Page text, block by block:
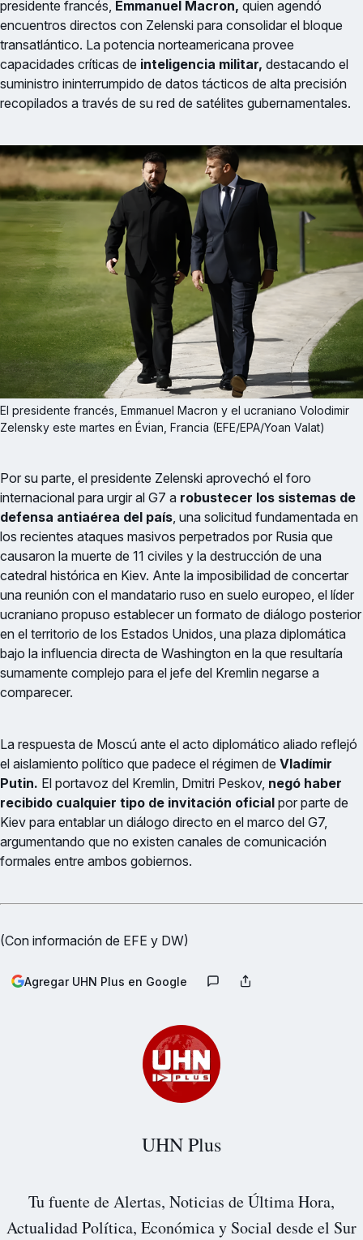
presidente francés, Emmanuel Macron, quien agendó
encuentros directos con Zelenski para consolidar el bloque
transatlántico. La potencia norteamericana provee
capacidades críticas de inteligencia militar, destacando el
suministro ininterrumpido de datos tácticos de alta precisión
recopilados a través de su red de satélites gubernamentales.
El presidente francés, Emmanuel Macron y el ucraniano Volodimir
Zelensky este martes en Évian, Francia (EFE/EPA/Yoan Valat)
Por su parte, el presidente Zelenski aprovechó el foro
internacional para urgir al G7 a robustecer los sistemas de
defensa antiaérea del país, una solicitud fundamentada en
los recientes ataques masivos perpetrados por Rusia que
causaron la muerte de 11 civiles y la destrucción de una
catedral histórica en Kiev. Ante la imposibilidad de concertar
una reunión con el mandatario ruso en suelo europeo, el líder
ucraniano propuso establecer un formato de diálogo posterior
en el territorio de los Estados Unidos, una plaza diplomática
bajo la influencia directa de Washington en la que resultaría
sumamente complejo para el jefe del Kremlin negarse a
comparecer.
La respuesta de Moscú ante el acto diplomático aliado reflejó
el aislamiento político que padece el régimen de Vladímir
Putin. El portavoz del Kremlin, Dmitri Peskov, negó haber
recibido cualquier tipo de invitación oficial por parte de
Kiev para entablar un diálogo directo en el marco del G7,
argumentando que no existen canales de comunicación
formales entre ambos gobiernos.
(Con información de EFE y DW)
Agregar UHN Plus en Google
UHN Plus
Tu fuente de Alertas, Noticias de Última Hora,
Actualidad Política, Económica y Social desde el Sur